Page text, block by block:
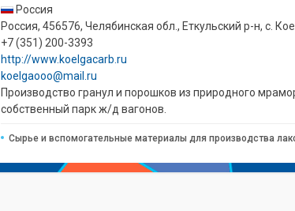
Россия
Россия, 456576, Челябинская обл., Еткульский р-н, с.
+7 (351) 200-3393
http://www.koelgacarb.ru
koelgaooo@mail.ru
Производство гранул и порошков из природного
собственный парк ж/д вагонов.
Сырье и вспомогательные материалы для производства